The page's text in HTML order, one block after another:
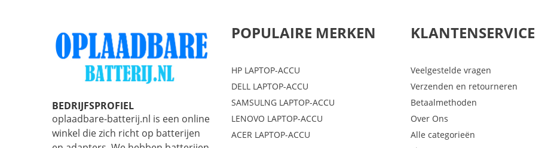
BEDRIJFSPROFIEL
oplaadbare-batterij.nl is een online
winkel die zich richt op batterijen
POPULAIRE MERKEN
HP LAPTOP-ACCU
DELL LAPTOP-ACCU
SAMSULNG LAPTOP-ACCU
LENOVO LAPTOP-ACCU
ACER LAPTOP-ACCU
KLANTENSERVICE
Veelgestelde vragen
Verzenden en retourneren
Betaalmethoden
Over Ons
Alle categorieën